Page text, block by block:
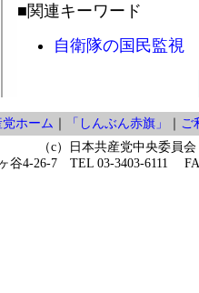
■関連キーワード
自衛隊の国民監視
ホーム ｜ 「しんぶん赤旗」 ｜ ご
（c）日本共産党中央委員会
谷4-26-7 TEL 03-3403-6111